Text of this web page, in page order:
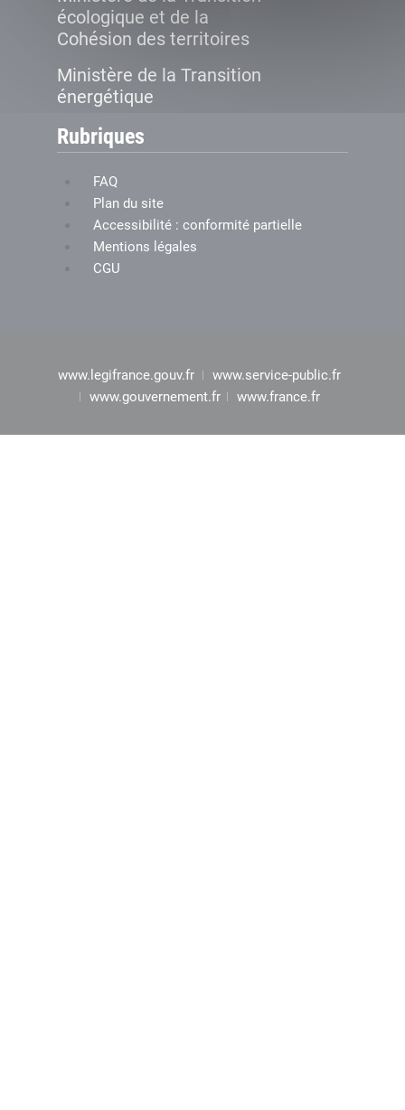
écologique et de la
Cohésion des territoires
Ministère de la Transition
énergétique
Rubriques
FAQ
Plan du site
Accessibilité : conformité partielle
Mentions légales
CGU
www.legifrance.gouv.fr
www.service-public.fr
www.gouvernement.fr
www.france.fr